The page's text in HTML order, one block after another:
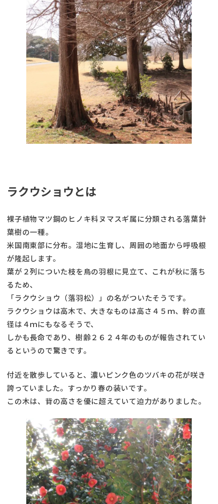
ラクウショウとは
裸子植物マツ鋼のヒノキ科ヌマスギ属に分類される落葉針
葉樹の一種。
米国南東部に分布。湿地に生育し、周囲の地面から呼吸根
が隆起します。
葉が２列についた枝を鳥の羽根に見立て、これが秋に落ち
るため、
「ラクウショウ（落羽松）」の名がついたそうです。
ラクウショウは高木で、大きなものは高さ４５ｍ、幹の直
径は４ｍにもなるそうで、
しかも長命であり、樹齢２６２４年のものが報告されてい
るというので驚きです。
付近を散歩していると、濃いピンク色のツバキの花が咲き
誇っていました。すっかり春の装いです。
この木は、背の高さを優に超えていて迫力がありました。